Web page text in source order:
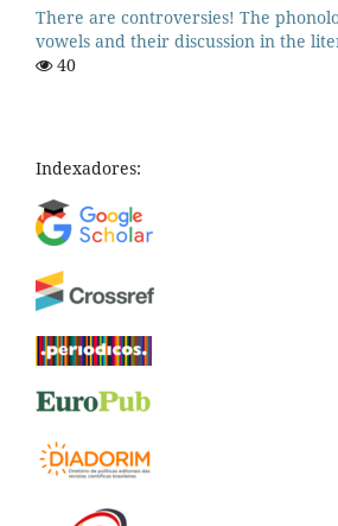
There are controversies! The
vowels and their discussion in the
40
Indexadores: